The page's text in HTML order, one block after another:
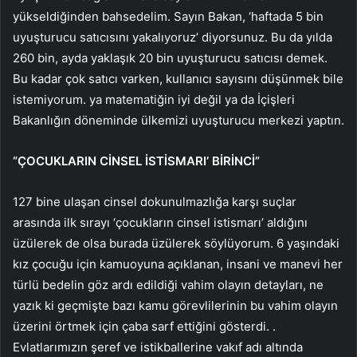
yükseldiğinden bahsedelim. Sayın Bakan, ‘haftada 5 bin
uyuşturucu satıcısını yakalıyoruz’ diyorsunuz. Bu da yılda
260 bin, ayda yaklaşık 20 bin uyuşturucu satıcısı demek.
Bu kadar çok satıcı varken, kullanıcı sayısını düşünmek bile
istemiyorum. ya matematiğin iyi değil ya da İçişleri
Bakanlığın döneminde ülkemizi uyuşturucu merkezi yaptın.
“ÇOCUKLARIN CİNSEL İSTİSMARI’ BİRİNCİ”
127 bine ulaşan cinsel dokunulmazlığa karşı suçlar
arasında ilk sırayı ‘çocukların cinsel istismarı’ aldığını
üzülerek de olsa burada üzülerek söylüyorum. 6 yaşındaki
kız çocuğu için kamuoyuna açıklanan, insani ve manevi her
türlü bedelin göz ardı edildiği vahim olayın detayları, ne
yazık ki geçmişte bazı kamu görevlilerinin bu vahim olayın
üzerini örtmek için çaba sarf ettiğini gösterdi. .
Evlatlarımızın şeref ve istikballerine vakıf adı altında